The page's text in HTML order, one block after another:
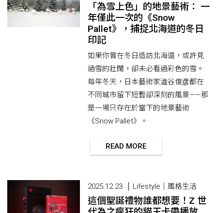
「為雪上色」的地景藝術： 一
年僅此一次的《Snow
Pallet》，捕捉北海道的冬日
印記
如果你曾在冬日造訪北海道，或許見
過雪的壯闊，卻未必看過彩色的雪。
每年冬天，日本藝術家澁谷俊彦都在
不同城市留下短暫卻深刻的風景——那
是一場只存在於當下的地景藝術
《Snow Pallet》。
READ MORE
2025.12.23 Lifestyle｜風格生活
這個聖誕禮物誰都想要！Z 世